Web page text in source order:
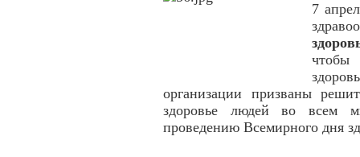
7
чтобы
организации призваны
здоровье людей во всем
проведению Всемирного дня